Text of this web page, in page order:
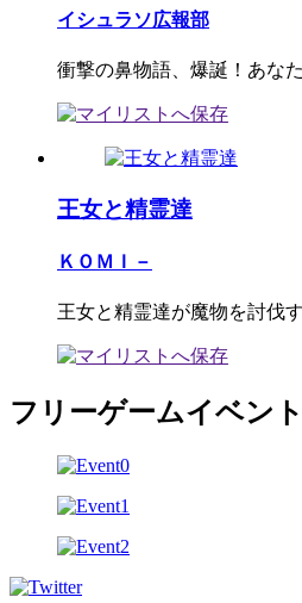
イシュラソ広報部
衝撃の鼻物語、爆誕！あな
王女と精霊達
ＫＯＭＩ－
王女と精霊達が魔物を討伐
フリーゲームイベン